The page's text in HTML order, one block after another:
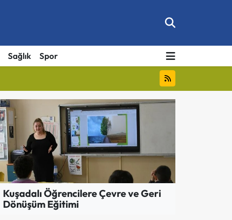
Sağlık Spor
Kuşadalı Öğrencilere Çevre ve Geri
Dönüşüm Eğitimi